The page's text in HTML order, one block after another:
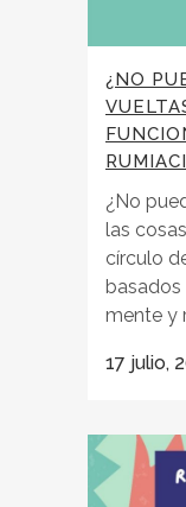
¿NO
¿No
las
círculo
basados
mente y
17 julio,